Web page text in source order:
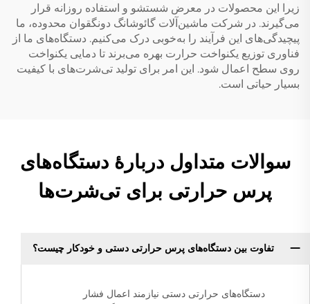
زیرا این محصولات در معرض شستشو و استفاده روزانه قرار
می‌گیرند. در شرکت ماشین‌آلات گائوشانگ دونگقوان محدوده، ما
پیچیدگی‌های این فرآیند را به‌خوبی درک می‌کنیم. دستگاه‌های ما از
فناوری توزیع یکنواخت حرارت بهره می‌برند تا دمایی یکنواخت
روی سطح اعمال شود. این امر برای تولید تی‌شرت‌های با کیفیت
بسیار حیاتی است.
سوالات متداول دربارهٔ دستگاه‌های
پرس حرارتی برای تی‌شرت‌ها
تفاوت بین دستگاه‌های پرس حرارتی دستی و خودکار چیست؟
دستگاه‌های حرارتی دستی نیازمند اعمال فشار